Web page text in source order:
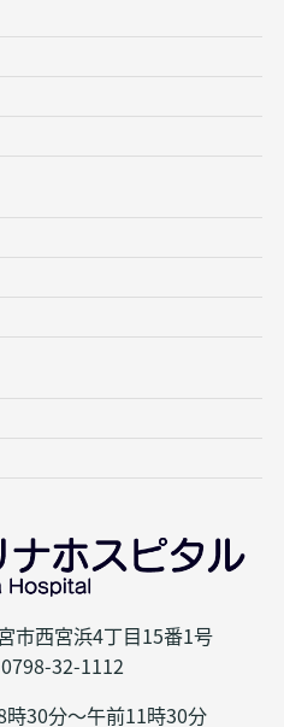
西宮浜4丁目15番1号
32-1112
30分～午前11時30分